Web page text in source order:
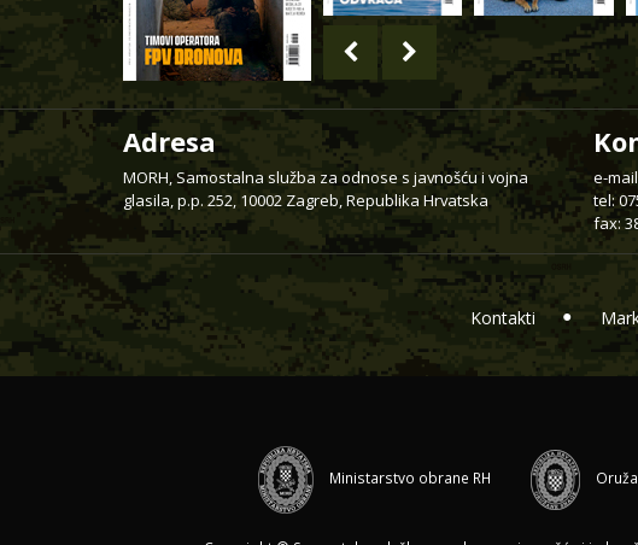
Adresa
MORH, Samostalna služba za odnose s javnošću i vojna
glasila, p.p. 252, 10002 Zagreb, Republika Hrvatska
e-
tel:
fax:
Kontakti
Ministarstvo obrane RH